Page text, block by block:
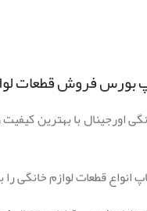
بورس فروش قطعات
اورجینال با بهترین
انواع قطعات لوازم خانگی